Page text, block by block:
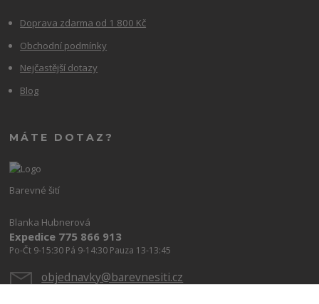
Doprava zdarma od 1 800 Kč
Obchodní podmínky
Nejčastější dotazy
Blog
MÁTE DOTAZ?
Barevné šití
Blanka Hubnerová
Expedice 775 866 913
Po-Čt 9-15:30 Pá 9-14:30 Pauza 13-13:45
objednavky@barevnesiti.cz